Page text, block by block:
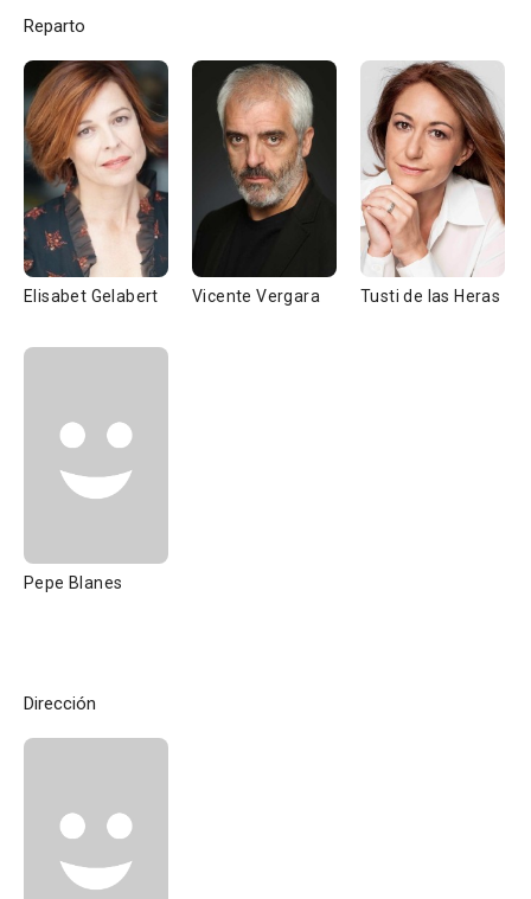
Reparto
Elisabet Gelabert Vicente Vergara Tusti de las Heras
Pepe Blanes
Dirección